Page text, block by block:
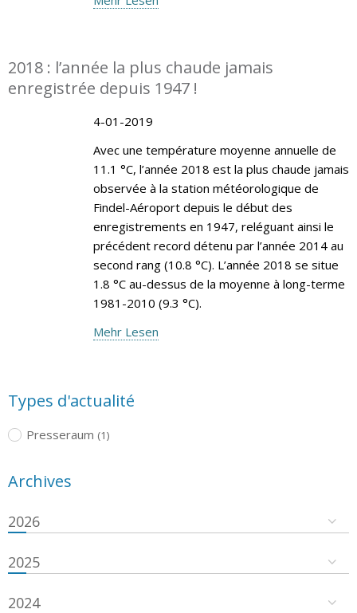
2018 : l’année la plus chaude jamais
enregistrée depuis 1947 !
4-01-2019
Avec une température moyenne annuelle de
11.1 °C, l’année 2018 est la plus chaude jamais
observée à la station météorologique de
Findel-Aéroport depuis le début des
enregistrements en 1947, reléguant ainsi le
précédent record détenu par l’année 2014 au
second rang (10.8 °C). L’année 2018 se situe
1.8 °C au-dessus de la moyenne à long-terme
1981-2010 (9.3 °C).
Mehr Lesen
Types d'actualité
Presseraum (1)
Archives
2026
2025
2024